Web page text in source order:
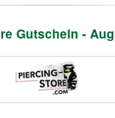
Gutschein -